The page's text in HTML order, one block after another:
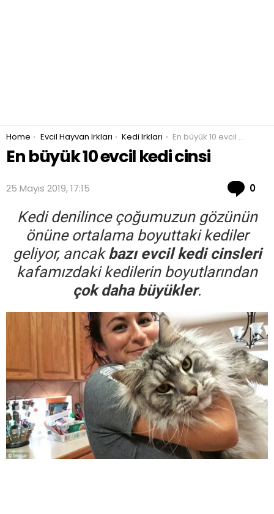
You are here:
Home Evcil Hayvan Irkları Kedi Irkları En büyük 10 evcil kedi cinsi
En büyük 10 evcil kedi cinsi
25 Mayıs 2019, 17:15 0
Kedi denilince çoğumuzun gözünün
önüne ortalama boyuttaki kediler
geliyor, ancakbazı evcil kedi cinsleri
kafamızdaki kedilerin boyutlarından
çok daha büyükler.